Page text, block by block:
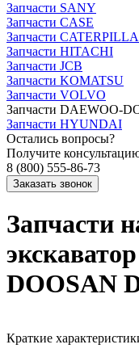
Запчасти SANY
Запчасти CASE
Запчасти
Запчасти HITACHI
Запчасти JCB
Запчасти KOMATSU
Запчасти VOLVO
Запчасти DAEWOO-
Запчасти HYUNDAI
Остались вопросы?
Получите
8 (800) 555-86-73
Запчасти
DOOSAN
Краткие